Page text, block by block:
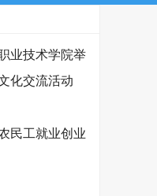
业技术学院举
化交流活动
民工就业创业